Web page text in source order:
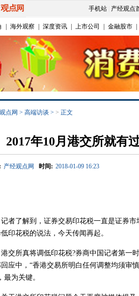
手机站| 产经观点
海外观察 深度资讯 上市公司 金融股市
点网 > 高端访谈 > > 正文
2017年10月港交所就有
产经观点网 时间: 2018-01-09 16:23
了解到，证券交易印花税一直是证券市
印花税的说法，今天传闻再起。
所真将调低印花税?券商中国记者第一时
应中，“香港交易所明白任何调整均须审
最为关键。